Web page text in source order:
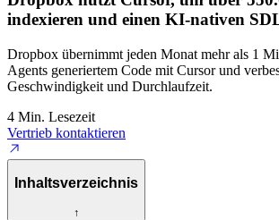
indexieren und einen KI-nativen
Dropbox übernimmt jeden Monat mehr als 1
Agents generiertem Code mit Cursor und
Geschwindigkeit und Durchlaufzeit.
4 Min. Lesezeit
Vertrieb kontaktieren
Inhaltsverzeichnis
↑